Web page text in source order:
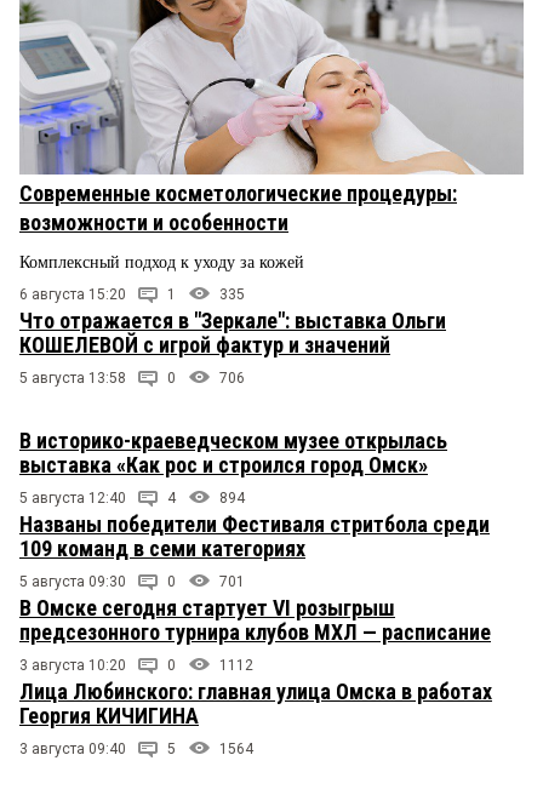
Современные косметологические процедуры:
возможности и особенности
Комплексный подход к уходу за кожей
6 августа 15:20 1 335
Что отражается в "Зеркале": выставка Ольги
КОШЕЛЕВОЙ с игрой фактур и значений
5 августа 13:58 0 706
В историко-краеведческом музее открылась
выставка «Как рос и строился город Омск»
5 августа 12:40 4 894
Названы победители Фестиваля стритбола среди
109 команд в семи категориях
5 августа 09:30 0 701
В Омске сегодня стартует VI розыгрыш
предсезонного турнира клубов МХЛ — расписание
3 августа 10:20 0 1112
Лица Любинского: главная улица Омска в работах
Георгия КИЧИГИНА
3 августа 09:40 5 1564